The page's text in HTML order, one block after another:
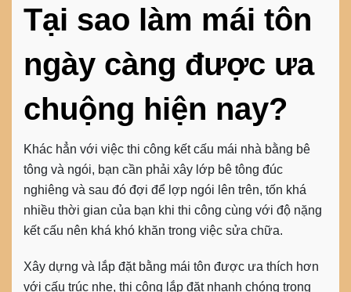
Tại sao làm mái tôn
ngày càng được ưa
chuộng hiện nay?
Khác hẳn với việc thi công kết cấu mái nhà bằng bê
tông và ngói, bạn cần phải xây lớp bê tông đúc
nghiêng và sau đó đợi để lợp ngói lên trên, tốn khá
nhiều thời gian của bạn khi thi công cùng với độ nặng
kết cấu nên khá khó khăn trong việc sửa chữa.
Xây dựng và lắp đặt bằng mái tôn được ưa thích hơn
với cấu trúc nhẹ, thi công lắp đặt nhanh chóng trong